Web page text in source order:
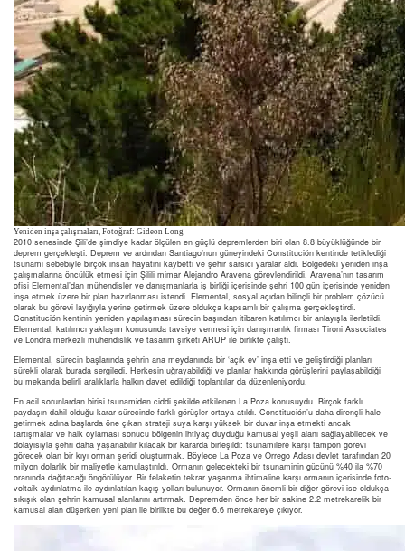
Yeniden inşa çalışmaları, Fotoğraf: Gideon Long
2010 senesinde Şili’de şimdiye kadar ölçülen en güçlü depremlerden biri olan 8.8 büyüklüğünde bir
deprem gerçekleşti. Deprem ve ardından Santiago’nun güneyindeki Constitución kentinde tetiklediği
tsunami sebebiyle birçok insan hayatını kaybetti ve şehir sarsıcı yaralar aldı. Bölgedeki yeniden inşa
çalışmalarına öncülük etmesi için Şilili mimar Alejandro Aravena görevlendirildi. Aravena’nın tasarım
ofisi Elemental’dan mühendisler ve danışmanlarla iş birliği içerisinde şehri 100 gün içerisinde yeniden
inşa etmek üzere bir plan hazırlanması istendi. Elemental, sosyal açıdan bilinçli bir problem çözücü
olarak bu görevi layığıyla yerine getirmek üzere oldukça kapsamlı bir çalışma gerçekleştirdi.
Constitución kentinin yeniden yapılaşması sürecin başından itibaren katılımcı bir anlayışla ilerletildi.
Elemental, katılımcı yaklaşım konusunda tavsiye vermesi için danışmanlık firması Tironi Associates
ve Londra merkezli mühendislik ve tasarım şirketi ARUP ile birlikte çalıştı.
Elemental, sürecin başlarında şehrin ana meydanında bir ‘açık ev’ inşa etti ve geliştirdiği planları
sürekli olarak burada sergiledi. Herkesin uğrayabildiği ve planlar hakkında görüşlerini paylaşabildiği
bu mekanda belirli aralıklarla halkın davet edildiği toplantılar da düzenleniyordu.
En acil sorunlardan birisi tsunamiden ciddi şekilde etkilenen La Poza konusuydu. Birçok farklı
paydaşın dahil olduğu karar sürecinde farklı görüşler ortaya atıldı. Constitución’u daha dirençli hale
getirmek adına başlarda öne çıkan strateji suya karşı yüksek bir duvar inşa etmekti ancak
tartışmalar ve halk oylaması sonucu bölgenin ihtiyaç duyduğu kamusal yeşil alanı sağlayabilecek ve
dolayısıyla şehri daha yaşanabilir kılacak bir kararda birleşildi: tsunamilere karşı tampon görevi
görecek olan bir kıyı orman şeridi oluşturmak. Böylece La Poza ve Orrego Adası devlet tarafından 20
milyon dolarlık bir maliyetle kamulaştırıldı. Ormanın gelecekteki bir tsunaminin gücünü %40 ila %70
oranında dağıtacağı öngörülüyor. Bir felaketin tekrar yaşanma ihtimaline karşı ormanın içerisinde foto-
voltaik aydınlatma ile aydınlatılan kaçış yolları bulunuyor. Ormanın önemli bir diğer görevi ise oldukça
sıkışık olan şehrin kamusal alanlarını artırmak. Depremden önce her bir sakine 2.2 metrekarelik bir
kamusal alan düşerken yeni plan ile birlikte bu değer 6.6 metrekareye çıkıyor.